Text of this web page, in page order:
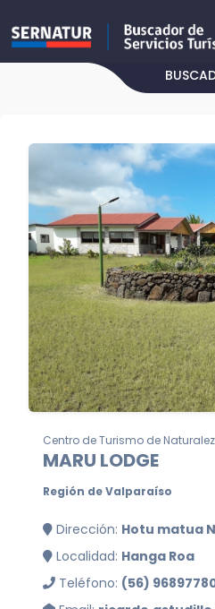
Centro de Turismo de
MARU LODGE
Región de Valparaíso
Dirección: Hotu matua
Localidad: Hanga Roa
Teléfono: (56)